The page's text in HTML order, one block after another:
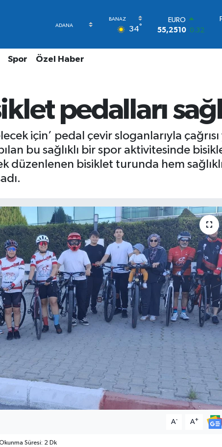
34°
STERLİN
64,4811 0.38
6660.55 0.03
47,7436 0.18
55,2510 0.32
Spor Özel Haber
pedalları
için’ pedal çevir sloganlarıyla
bu sağlıklı bir spor aktivitesinde
düzenlenen bisiklet turunda hem
A- A+
Süresi: 2 Dk